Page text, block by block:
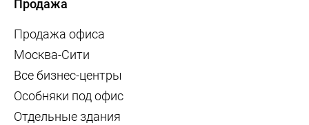
Продажа
Продажа офиса
Москва-Сити
Все бизнес-центры
Особняки под офис
Отдельные здания